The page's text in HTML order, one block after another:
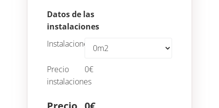
Datos de las
instalaciones
Instalaciones
*
Precio
instalaciones
0€